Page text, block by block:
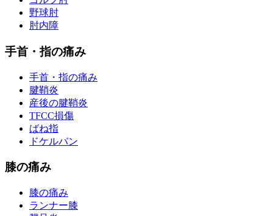
野球肘
肘内障
手首・指の痛み
手首・指の痛み
腱鞘炎
産後の腱鞘炎
TFCC損傷
ばね指
ドケルバン
膝の痛み
膝の痛み
ランナー膝